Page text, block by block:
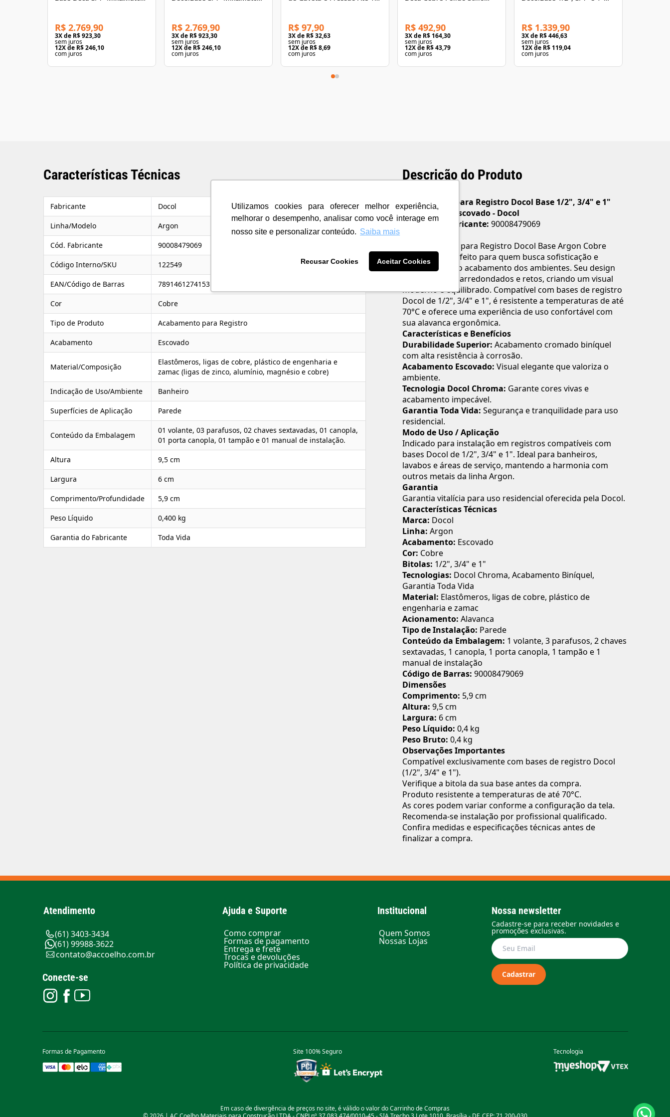
Utilizamos cookies para oferecer melhor experiência,
melhorar o desempenho, analisar como você interage em
nosso site e personalizar conteúdo. Saiba mais
Recusar Cookies Aceitar Cookies
R$ 2.769,90
3X de R$ 923,30
sem juros
12X de R$ 246,10
com juros
R$ 2.769,90
3X de R$ 923,30
sem juros
12X de R$ 246,10
com juros
R$ 97,90
3X de R$ 32,63
sem juros
12X de R$ 8,69
com juros
R$ 492,90
3X de R$ 164,30
sem juros
12X de R$ 43,79
com juros
Docol Kaila Cromado
R$ 1.339,90
3X de R$ 446,63
sem juros
12X de R$ 119,04
com juros
Características Técnicas
Fabricante Docol
Linha/Modelo Argon
Cód. Fabricante 90008479069
Código Interno/SKU 122549
EAN/Código de Barras 7891461274153
Cor Cobre
Tipo de Produto Acabamento para Registro
Acabamento Escovado
Material/Composição
Elastômeros, ligas de cobre, plástico de engenharia e
zamac (ligas de zinco, alumínio, magnésio e cobre)
Indicação de Uso/Ambiente Banheiro
Superfícies de Aplicação Parede
Conteúdo da Embalagem
01 volante, 03 parafusos, 02 chaves sextavadas, 01 canopla,
01 porta canopla, 01 tampão e 01 manual de instalação.
Altura 9,5 cm
Largura 6 cm
Comprimento/Profundidade 5,9 cm
Peso Líquido 0,400 kg
Garantia do Fabricante Toda Vida
Descrição do Produto
Acabamento para Registro Docol Base 1/2", 3/4" e 1"
Argon Cobre Escovado - Docol
Código do Fabricante: 90008479069
O Acabamento para Registro Docol Base Argon Cobre
Escovado é perfeito para quem busca sofisticação e
versatilidade no acabamento dos ambientes. Seu design
mistura traços arredondados e retos, criando um visual
moderno e equilibrado. Compatível com bases de registro
Docol de 1/2", 3/4" e 1", é resistente a temperaturas de até
70°C e oferece uma experiência de uso confortável com
sua alavanca ergonômica.
Características e Benefícios
Durabilidade Superior: Acabamento cromado biníquel
com alta resistência à corrosão.
Acabamento Escovado: Visual elegante que valoriza o
ambiente.
Tecnologia Docol Chroma: Garante cores vivas e
acabamento impecável.
Garantia Toda Vida: Segurança e tranquilidade para uso
residencial.
Modo de Uso / Aplicação
Indicado para instalação em registros compatíveis com
bases Docol de 1/2", 3/4" e 1". Ideal para banheiros,
lavabos e áreas de serviço, mantendo a harmonia com
outros metais da linha Argon.
Garantia
Garantia vitalícia para uso residencial oferecida pela Docol.
Características Técnicas
Marca: Docol
Linha: Argon
Acabamento: Escovado
Cor: Cobre
Bitolas: 1/2", 3/4" e 1"
Tecnologias: Docol Chroma, Acabamento Biníquel,
Garantia Toda Vida
Material: Elastômeros, ligas de cobre, plástico de
engenharia e zamac
Acionamento: Alavanca
Tipo de Instalação: Parede
Conteúdo da Embalagem: 1 volante, 3 parafusos, 2 chaves
sextavadas, 1 canopla, 1 porta canopla, 1 tampão e 1
manual de instalação
Código de Barras: 90008479069
Dimensões
Comprimento: 5,9 cm
Altura: 9,5 cm
Largura: 6 cm
Peso Líquido: 0,4 kg
Peso Bruto: 0,4 kg
Observações Importantes
Compatível exclusivamente com bases de registro Docol
(1/2", 3/4" e 1").
Verifique a bitola da sua base antes da compra.
Produto resistente a temperaturas de até 70°C.
As cores podem variar conforme a configuração da tela.
Recomenda-se instalação por profissional qualificado.
Confira medidas e especificações técnicas antes de
finalizar a compra.
Atendimento
(61) 3403-3434
(61) 99988-3622
contato@accoelho.com.br
Conecte-se
Ajuda e Suporte
Como comprar
Formas de pagamento
Entrega e frete
Trocas e devoluções
Política de privacidade
Institucional
Quem Somos
Nossas Lojas
Nossa newsletter
Cadastre-se para receber novidades e
promoções exclusivas.
Cadastrar
Formas de Pagamento Site 100% Seguro Tecnologia
Em caso de divergência de preços no site, é válido o valor do Carrinho de Compras